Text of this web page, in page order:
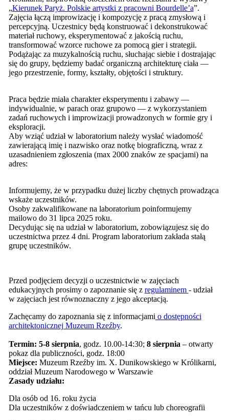
„Kierunek Paryż. Polskie artystki z pracowni Bourdelle’a”.
Zajęcia łączą improwizację i kompozycję z pracą zmysłową i
percepcyjną. Uczestnicy będą konstruować i dekonstrukować
materiał ruchowy, eksperymentować z jakością ruchu,
transformować wzorce ruchowe za pomocą gier i strategii.
Podążając za muzykalnością ruchu, słuchając siebie i dostrajając
się do grupy, będziemy badać organiczną architekturę ciała —
jego przestrzenie, formy, kształty, objętości i struktury.
Praca będzie miała charakter eksperymentu i zabawy —
indywidualnie, w parach oraz grupowo — z wykorzystaniem
zadań ruchowych i improwizacji prowadzonych w formie gry i
eksploracji.
Aby wziąć udział w laboratorium należy wysłać wiadomość
zawierającą imię i nazwisko oraz notkę biograficzną, wraz z
uzasadnieniem zgłoszenia (max 2000 znaków ze spacjami) na
adres:
Informujemy, że w przypadku dużej liczby chętnych prowadząca
wskaże uczestników.
Osoby zakwalifikowane na laboratorium poinformujemy
mailowo do 31 lipca 2025 roku.
Decydując się na udział w laboratorium, zobowiązujesz się do
uczestnictwa przez 4 dni. Program laboratorium zakłada stałą
grupę uczestników.
Przed podjęciem decyzji o uczestnictwie w zajęciach
edukacyjnych prosimy o zapoznanie się z regulaminem - udział
w zajęciach jest równoznaczny z jego akceptacją.
Zachęcamy do zapoznania się z informacjami o dostępności
architektonicznej Muzeum Rzeźby.
Termin: 5-8 sierpnia, godz. 10.00-14:30; 8 sierpnia – otwarty
pokaz dla publiczności, godz. 18:00
Miejsce: Muzeum Rzeźby im. X. Dunikowskiego w Królikarni,
oddział Muzeum Narodowego w Warszawie
Zasady udziału:
Dla osób od 16. roku życia
Dla uczestników z doświadczeniem w tańcu lub choreografii